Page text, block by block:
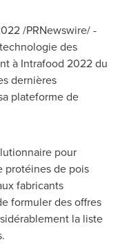
/PRNewswire/ -
des
à Intrafood 2022 du
dernières
plateforme de
pour
protéines de pois
fabricants
formuler des offres
la liste